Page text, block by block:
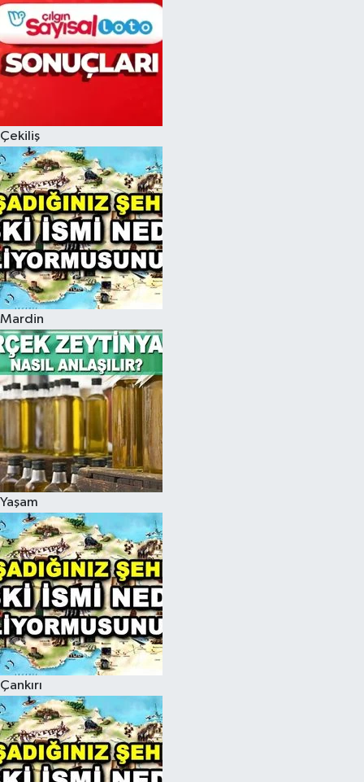
Çekiliş
Mardin
Yaşam
Çankırı